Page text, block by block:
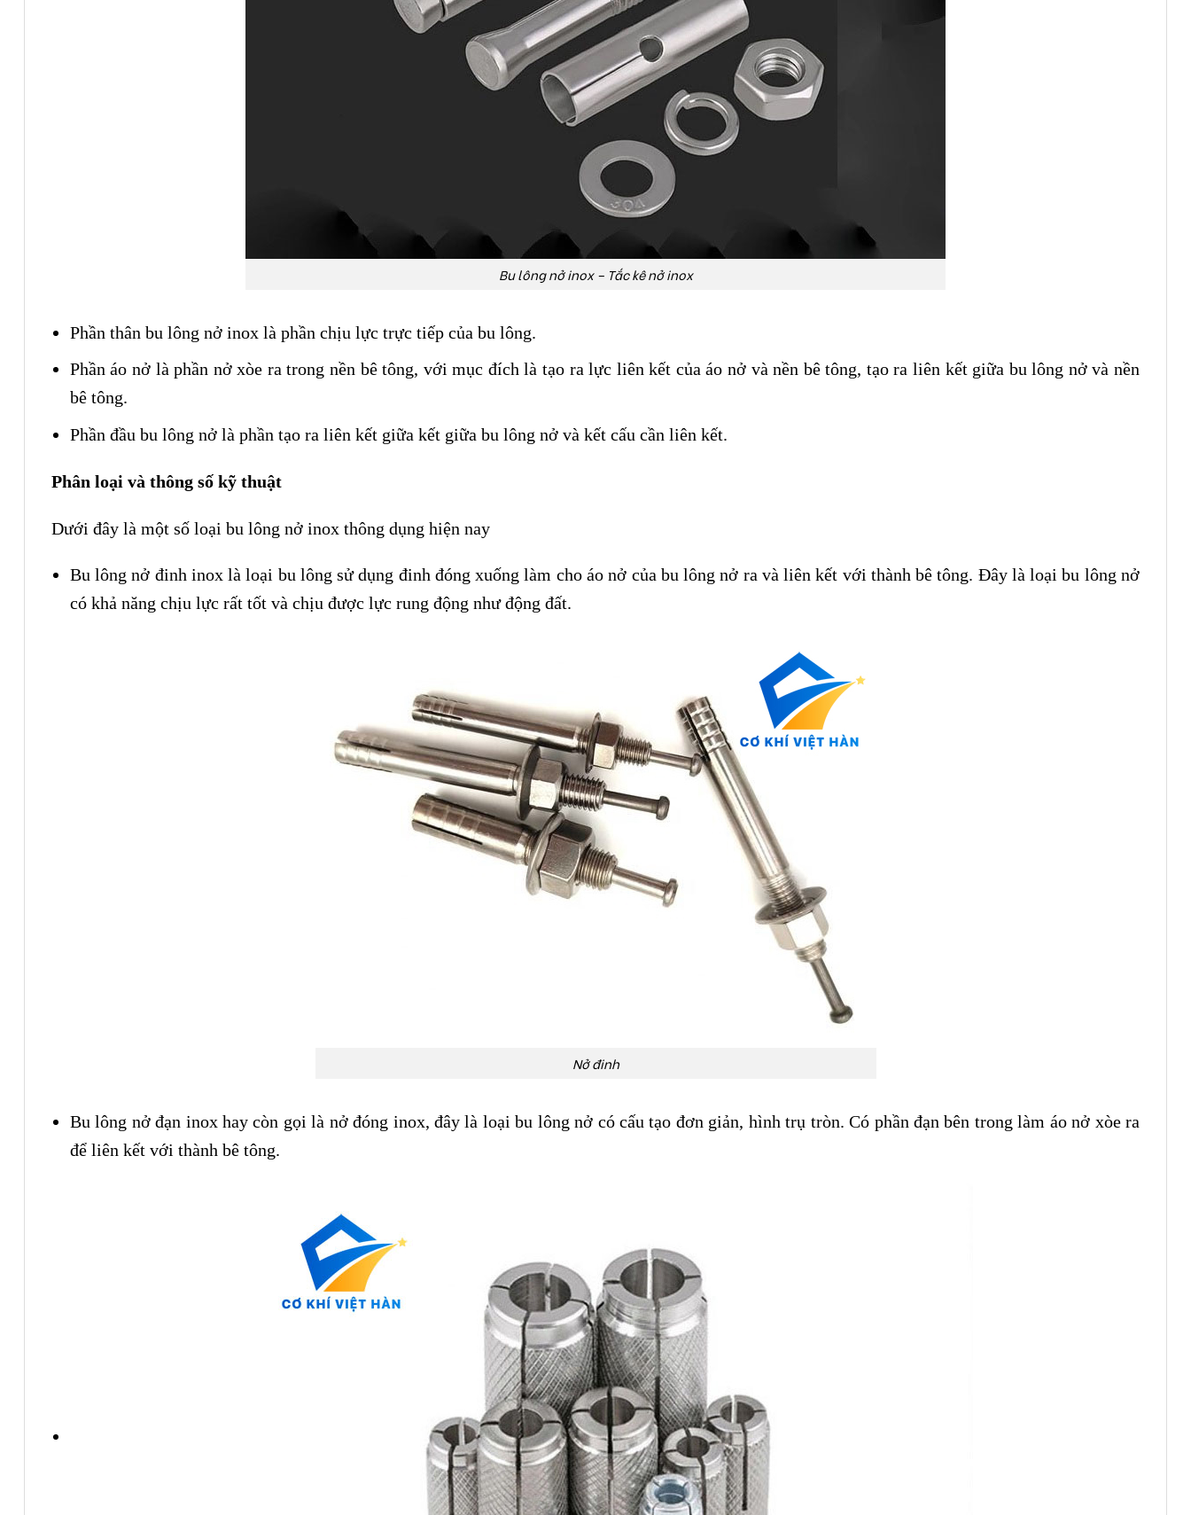
Bu lông nở inox – Tắc kê nở inox
Phần thân bu lông nở inox là phần chịu lực trực tiếp của bu lông.
Phần áo nở là phần nở xòe ra trong nền bê tông, với mục đích là tạo ra lực liên kết của áo nở và nền bê tông, tạo ra liên kết giữa bu lông nở và nền
bê tông.
Phần đầu bu lông nở là phần tạo ra liên kết giữa kết giữa bu lông nở và kết cấu cần liên kết.
Phân loại và thông số kỹ thuật
Dưới đây là một số loại bu lông nở inox thông dụng hiện nay
Bu lông nở đinh inox là loại bu lông sử dụng đinh đóng xuống làm cho áo nở của bu lông nở ra và liên kết với thành bê tông. Đây là loại bu lông nở
có khả năng chịu lực rất tốt và chịu được lực rung động như động đất.
Nở đinh
Bu lông nở đạn inox hay còn gọi là nở đóng inox, đây là loại bu lông nở có cấu tạo đơn giản, hình trụ tròn. Có phần đạn bên trong làm áo nở xòe ra
để liên kết với thành bê tông.